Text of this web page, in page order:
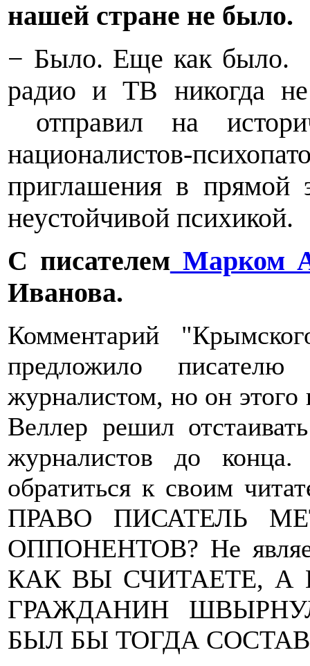
нашей стране не было.
− Было. Еще как было.
радио и ТВ никогда
отправил на
националистов-
приглашения в
неустойчивой психикой.
С писателем Марком
Иванова.
Комментарий
предложило
журналистом, но он этого
Веллер решил
журналистов до
обратиться к своим
ПРАВО ПИСАТЕЛЬ
ОППОНЕНТОВ? Не
КАК ВЫ СЧИТАЕТЕ,
ГРАЖДАНИН
БЫЛ БЫ ТОГДА